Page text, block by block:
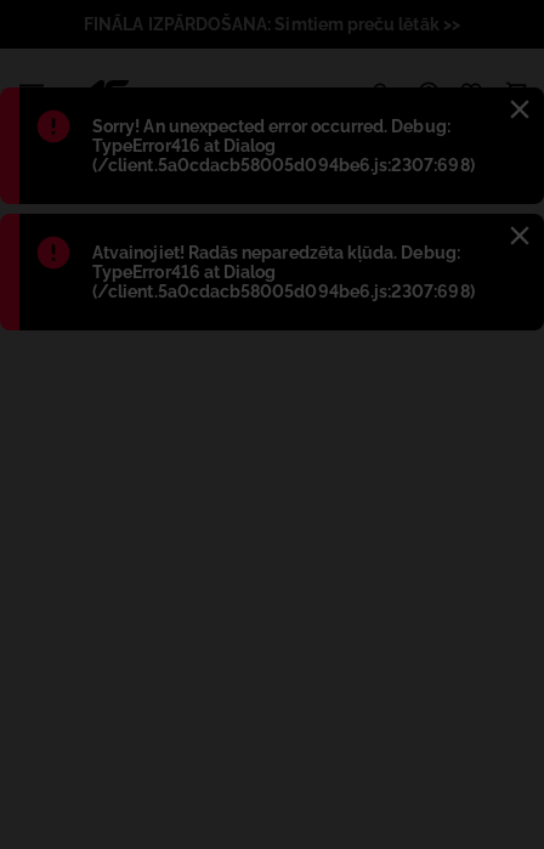
Błąd:
Sorry! An unexpected error occurred. Debug:
TypeError416 at Dialog
(/client.5a0cdacb58005d094be6.js:2307:698)
Błąd:
Atvainojiet! Radās neparedzēta kļūda. Debug:
TypeError416 at Dialog
(/client.5a0cdacb58005d094be6.js:2307:698)
FINĀLA IZPĀRDOŠANA: Simtiem preču lētāk >>